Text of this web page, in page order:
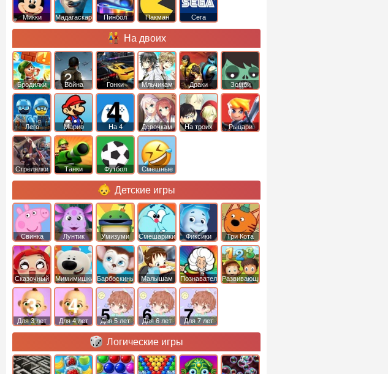
Микки
Мадагаскар Пинбол Пакман Сега
На двоих
Бродилки Война Гонки Мльчикам Драки Зомби
Лего Марио На 4 Девочкам На троих Рыцари
Стрелялки Танки Футбол Смешные
Детские игры
Свинка
Пеппа
Лунтик Умизуми Смешарики Фиксики Три Кота
Сказочный
патруль
Мимимишки Барбоскины Малышам ПознавательныеРазвивающие
Для 3 лет Для 4 лет Для 5 лет Для 6 лет Для 7 лет
Логические игры